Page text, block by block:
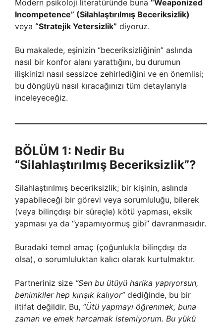
Modern psikoloji literatüründe buna “Weaponized
Incompetence” (Silahlaştırılmış Beceriksizlik)
veya “Stratejik Yetersizlik” diyoruz.
Bu makalede, eşinizin “beceriksizliğinin” aslında
nasıl bir konfor alanı yarattığını, bu durumun
ilişkinizi nasıl sessizce zehirlediğini ve en önemlisi;
bu döngüyü nasıl kıracağınızı tüm detaylarıyla
inceleyeceğiz.
BÖLÜM 1: Nedir Bu
“Silahlaştırılmış Beceriksizlik”?
Silahlaştırılmış beceriksizlik; bir kişinin, aslında
yapabileceği bir görevi veya sorumluluğu, bilerek
(veya bilinçdışı bir süreçle) kötü yapması, eksik
yapması ya da “yapamıyormuş gibi” davranmasıdır.
Buradaki temel amaç (çoğunlukla bilinçdışı da
olsa), o sorumluluktan kalıcı olarak kurtulmaktır.
Partneriniz size “Sen bu ütüyü harika yapıyorsun,
benimkiler hep kırışık kalıyor”dediğinde, bu bir
iltifat değildir. Bu, “Ütü yapmayı öğrenmek, buna
zaman ve emek harcamak istemiyorum. Bu yükü